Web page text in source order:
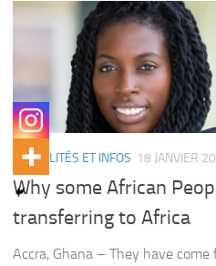
ACTUALITÉS ET INFOS 18 JANVIER
Why some African
transferring to Africa
Accra, Ghana – They have come